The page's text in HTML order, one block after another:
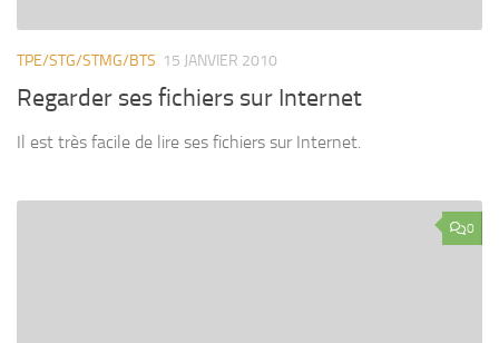
TPE/STG/STMG/BTS 15 JANVIER 2010
Regarder ses fichiers sur Internet
Il est très facile de lire ses fichiers sur Internet.
0